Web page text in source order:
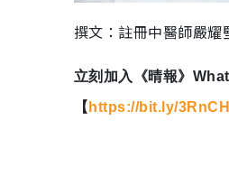
撰文：註冊中醫師嚴耀
立刻加入《晴報》
【 https://bit.ly/